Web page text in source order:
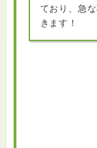
ており、急
きます！